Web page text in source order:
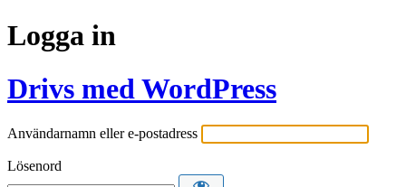
Logga in
Drivs med WordPress
Användarnamn eller e-postadress
Lösenord